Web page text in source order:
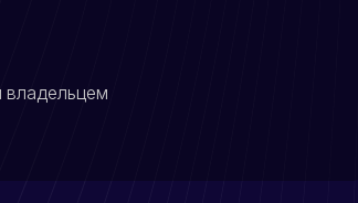
владельцем